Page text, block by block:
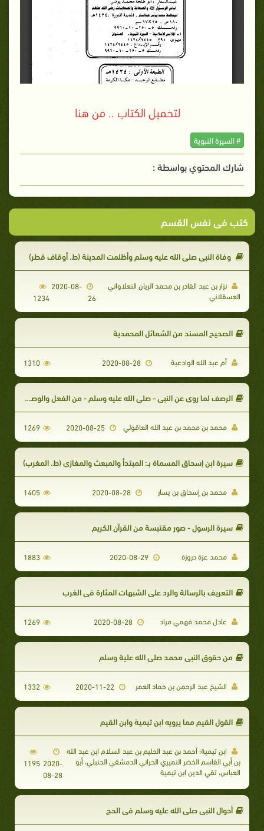
لتحميل الكتاب .. من هنا
# السيرة النبوية
شارك المحتوي بواسطة :
كتب فى نفس القسم
وفاة النبي صلى الله عليه وسلم وأظلمت المدينة (ط. أوقاف قطر)
نزار بن عبد القادر بن محمد الريان النعلاواني
العسقلاني
2020-08-
26
1234
الصحيح المسند من الشمائل المحمدية
أم عبد الله الوادعية 2020-08-28
1310
الرصف لما روي عن النبي - صلى الله عليه وسلم - من الفعل والوصف ويليه شرح الغريب
محمد بن محمد بن عبد الله العاقولي 1269
سيرة ابن إسحاق المسماة بـ: المبتدأ والمبعث والمغازي (ط. المغرب)
محمد بن إسحاق بن يسار 1405
سيرة الرسول - صور مقتبسة من القرآن الكريم
محمد عزة دروزة 1883
التعريف بالرسالة والرد على الشبهات المثارة في الغرب
عادل محمد فهمي مراد 2020-08-28
1269
من حقوق النبي محمد صلي الله علية وسلم
الشيخ عبد الرحمن بن حماد العمر 1332
القول القيم مما يرويه ابن تيمية وابن القيم
ابن تيمية؛ أحمد بن عبد الحليم بن عبد السلام ابن عبد الله
بن أبي القاسم الخضر النميري الحراني الدمشقي الحنبلي، أبو
العباس، تقي الدين ابن تيمية
2020-
08-28
1195
أحوال النبي صلى الله عليه وسلم في الحج